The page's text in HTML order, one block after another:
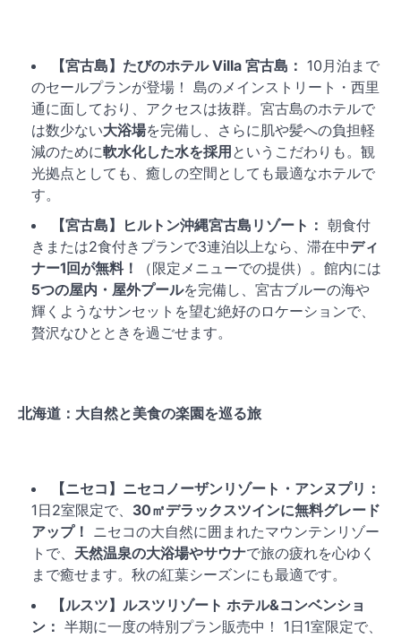
【宮古島】たびのホテル Villa 宮古島： 10月泊まで
のセールプランが登場！ 島のメインストリート・西里
通に面しており、アクセスは抜群。宮古島のホテルで
は数少ない大浴場を完備し、さらに肌や髪への負担軽
減のために軟水化した水を採用というこだわりも。観
光拠点としても、癒しの空間としても最適なホテルで
す。
【宮古島】ヒルトン沖縄宮古島リゾート： 朝食付
きまたは2食付きプランで3連泊以上なら、滞在中ディ
ナー1回が無料！
（限定メニューでの提供）。館内には
5つの屋内・屋外プールを完備し、宮古ブルーの海や
輝くようなサンセットを望む絶好のロケーションで、
贅沢なひとときを過ごせます。
北海道：大自然と美食の楽園を巡る旅
【ニセコ】ニセコノーザンリゾート・アンヌプリ：
1日2室限定で、 30㎡デラックスツインに無料グレード
アップ！ ニセコの大自然に囲まれたマウンテンリゾー
トで、 天然温泉の大浴場やサウナで旅の疲れを心ゆく
まで癒せます。秋の紅葉シーズンにも最適です。
【ルスツ】ルスツリゾート ホテル&コンベンショ
ン： 半期に一度の特別プラン販売中！ 1日1室限定で、